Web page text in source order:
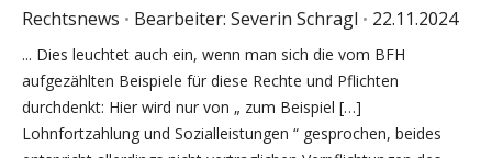
Arbeitsverhältnisses
Rechtsnews Bearbeiter: Severin Schragl 22.11.2024
... Dies leuchtet auch ein, wenn man sich die vom BFH
aufgezählten Beispiele für diese Rechte und Pflichten
durchdenkt: Hier wird nur von „ zum Beispiel […]
Lohnfortzahlung und Sozialleistungen “ gesprochen, beides